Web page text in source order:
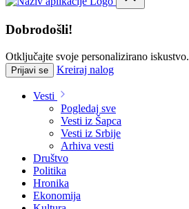
Dobrodošli!
Otključajte svoje personalizirano iskustvo.
Prijavi se Kreiraj nalog
Vesti
Pogledaj sve
Vesti iz Šapca
Vesti iz Srbije
Arhiva vesti
Društvo
Politika
Hronika
Ekonomija